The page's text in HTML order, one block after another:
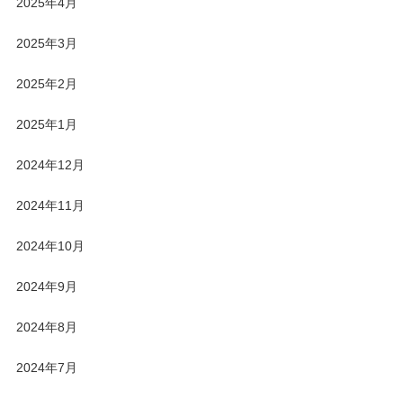
2025年4月
2025年3月
2025年2月
2025年1月
2024年12月
2024年11月
2024年10月
2024年9月
2024年8月
2024年7月